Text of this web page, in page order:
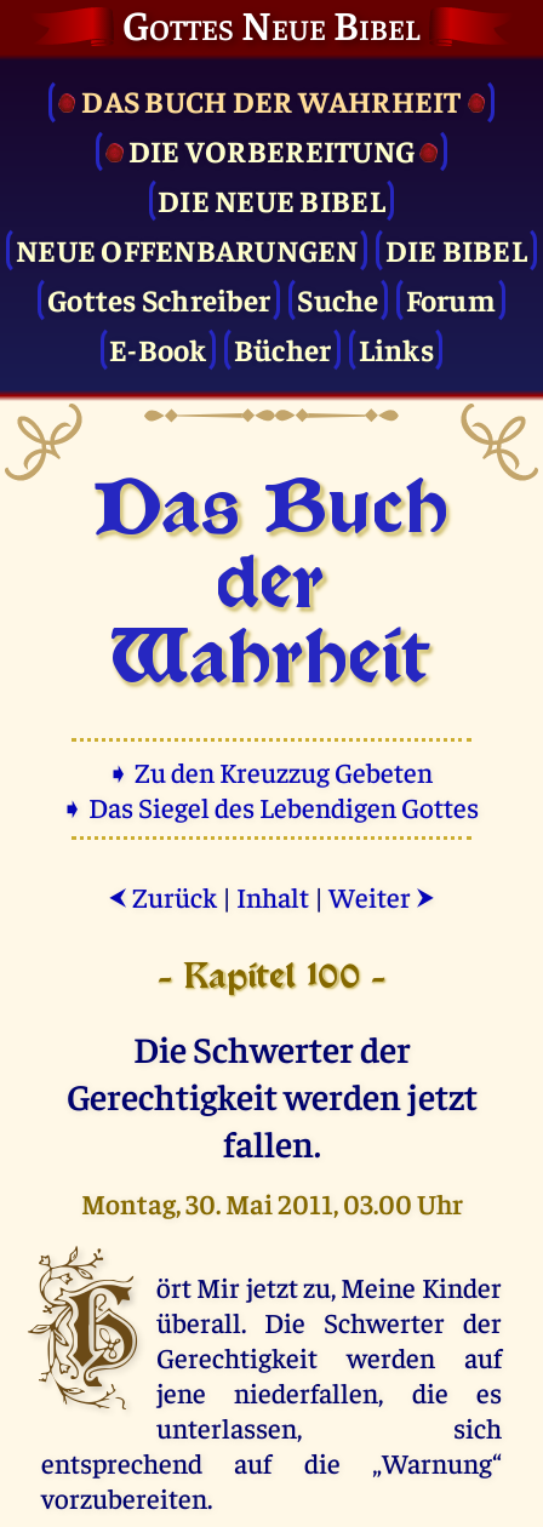
Gottes Neue Bibel
DAS BUCH DER WAHRHEIT
DIE VOR­BEREITUNG
DIE NEUE BIBEL
NEUE OFFENBARUNGEN
DIE BIBEL
Gottes Schreiber
Suche
Forum
E-Book
Bücher Links
Das Buch
der
Wahrheit
➧ Zu den Kreuzzug Gebeten
➧ Das Siegel des Lebendigen Gottes
⮜ Zurück | Inhalt |Weiter ⮞
- Kapitel 100 -
Die Schwerter der
Gerechtigkeit werden jetzt
fallen.
Montag, 30. Mai 2011, 03.00 Uhr
H ört Mir jetzt zu, Meine Kinder
überall. Die Schwerter der
Gerechtigkeit werden auf
jene niederfallen, die es
unterlassen, sich
entsprechend auf die „Warnung“
vorzubereiten.